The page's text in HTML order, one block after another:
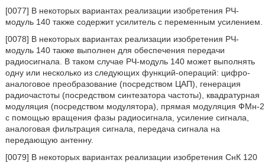
[0077] В некоторых вариантах реализации изобретения РЧ-
модуль 140 также содержит усилитель с переменным усилением.
[0078] В некоторых вариантах реализации изобретения РЧ-
модуль 140 также выполнен для обеспечения передачи
радиосигнала. В таком случае РЧ-модуль 140 может выполнять
одну или несколько из следующих функций-операций: цифро-
аналоговое преобразование (посредством ЦАП), генерация
радиочастоты (посредством синтезатора частоты), квадратурная
модуляция (посредством модулятора), прямая модуляция ФМн-2
с помощью вращения фазы радиосигнала, усиление сигнала,
аналоговая фильтрация сигнала, передача сигнала на
передающую антенну.
[0079] В некоторых вариантах реализации изобретения СнК 120